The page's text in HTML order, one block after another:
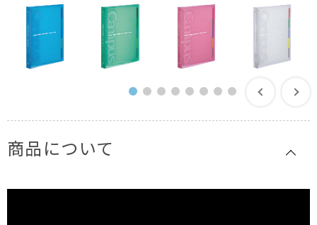
商品について